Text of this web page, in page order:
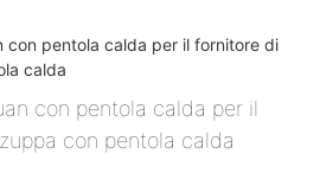
con pentola calda per il
con pentola calda